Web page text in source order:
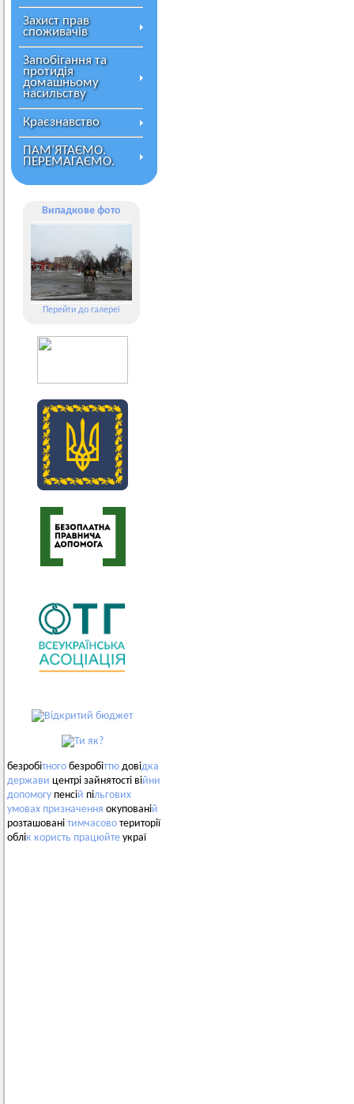
Захист прав
споживачів
Запобігання та
протидія
домашньому
насильству
Краєзнавство
ПАМ’ЯТАЄМО.
ПЕРЕМАГАЄМО.
Випадкове фото
Перейти до галереї
безробітного безробіттю довідка
держави центрі зайнятості війни
допомогу пенсій пільгових
умовах призначення окупованій
розташовані тимчасово території
облік користь працюйте украї